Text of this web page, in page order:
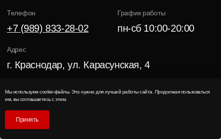
Мы используем cookie-файлы. Это нужно для лучшей работы сайта. Продолжая пользоваться
им, вы соглашаетесь с этим.
Принять